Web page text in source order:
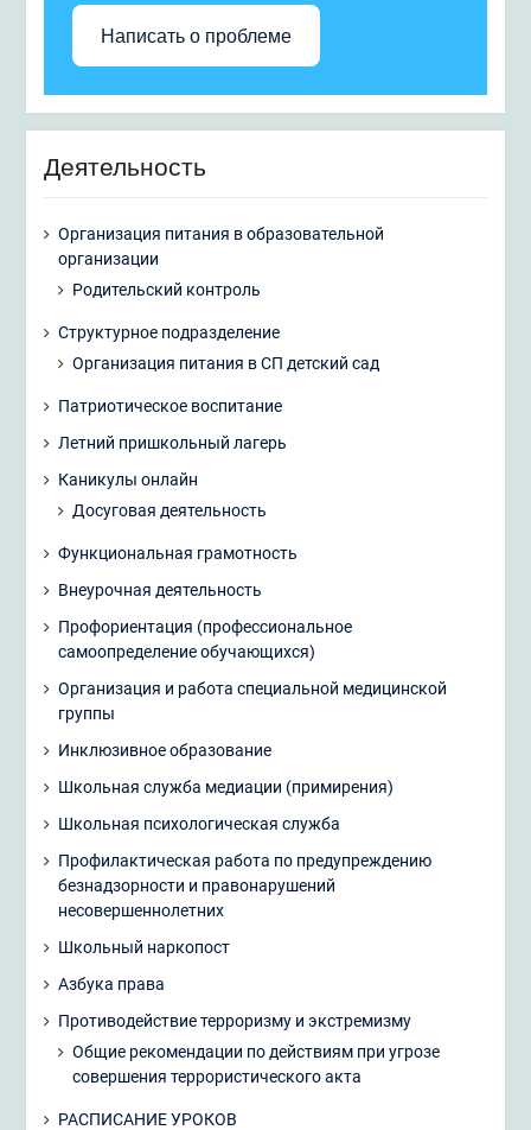
Написать о проблеме
Деятельность
Организация питания в образовательной
организации
Родительский контроль
Структурное подразделение
Организация питания в СП детский сад
Патриотическое воспитание
Летний пришкольный лагерь
Каникулы онлайн
Досуговая деятельность
Функциональная грамотность
Внеурочная деятельность
Профориентация (профессиональное
самоопределение обучающихся)
Организация и работа специальной медицинской
группы
Инклюзивное образование
Школьная служба медиации (примирения)
Школьная психологическая служба
Профилактическая работа по предупреждению
безнадзорности и правонарушений
несовершеннолетних
Школьный наркопост
Азбука права
Противодействие терроризму и экстремизму
Общие рекомендации по действиям при угрозе
совершения террористического акта
РАСПИСАНИЕ УРОКОВ